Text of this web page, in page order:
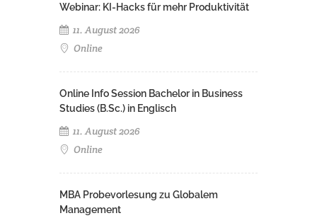
Webinar: KI-Hacks für mehr Produktivität
11. August 2026
Online
Online Info Session Bachelor in Business
Studies (B.Sc.) in Englisch
11. August 2026
Online
MBA Probevorlesung zu Globalem
Management